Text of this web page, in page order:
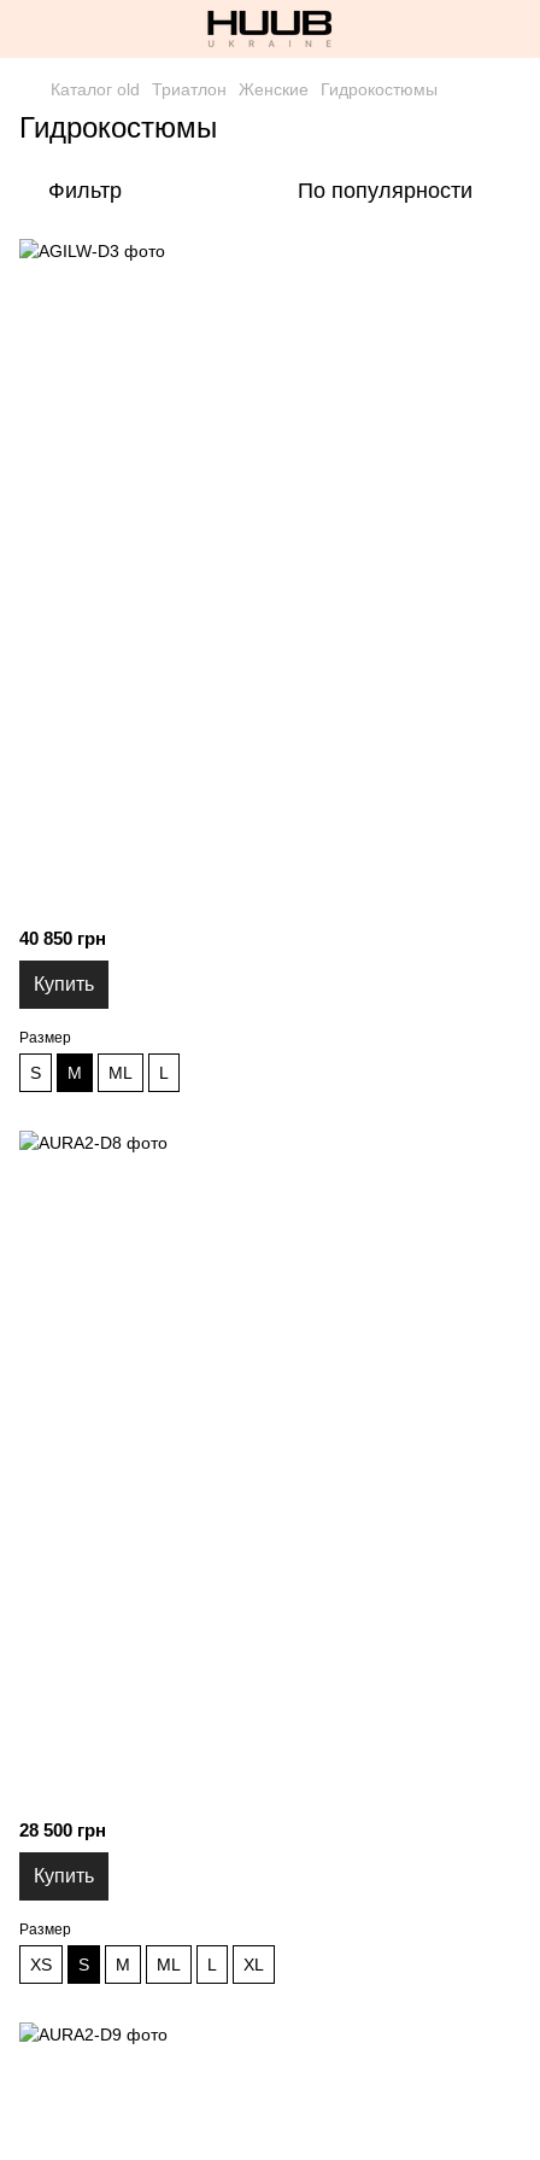
Каталог old Триатлон Женские Гидрокостюмы
Гидрокостюмы
Фильтр По популярности
40 850 грн
Купить
Размер
S M ML L
28 500 грн
Купить
Размер
XS S M ML L XL